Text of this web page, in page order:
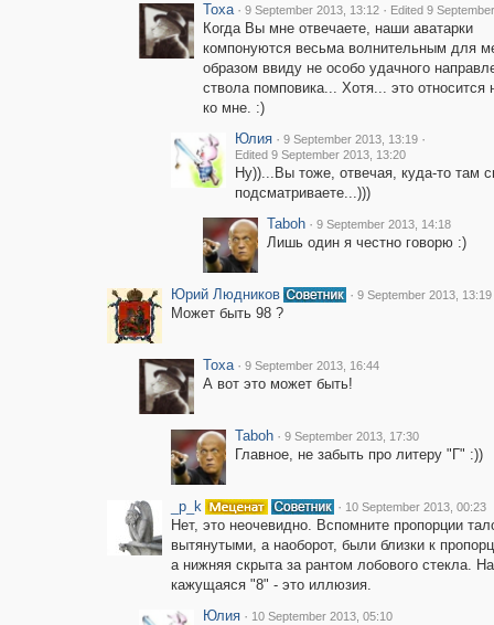
Toxa · 9 September 2013, 13:12 · Edited 9
Когда Вы мне отвечаете, наши аватарки
компонуются весьма волнительным для
образом ввиду не особо удачного
ствола помповика... Хотя... это относится
ко мне. :)
Юлия · 9 September 2013, 13:19 ·
Edited 9 September 2013, 13:20
Ну))...Вы тоже, отвечая, куда-то там
подсматриваете...)))
Taboh · 9 September 2013, 14:18
Лишь один я честно говорю :)
Юрий Людников · 9 September 2013, 13:19
Может быть 98 ?
Toxa · 9 September 2013, 16:44
А вот это может быть!
Taboh · 9 September 2013, 17:30
Главное, не забыть про литеру "Г" :))
_p_k · 10 September 2013, 00:23
Нет, это неочевидно. Вспомните пропорции
вытянутыми, а наоборот, были близки к
а нижняя скрыта за рантом лобового стекла.
кажущаяся "8" - это иллюзия.
Юлия · 10 September 2013, 05:10